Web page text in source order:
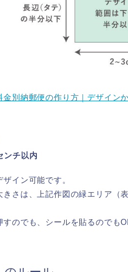
金別納郵便の作り方｜デザイン
ンチ以内
イン可能です。
さは、上記作図の緑エリア（
のでも、シールを貼るのでも